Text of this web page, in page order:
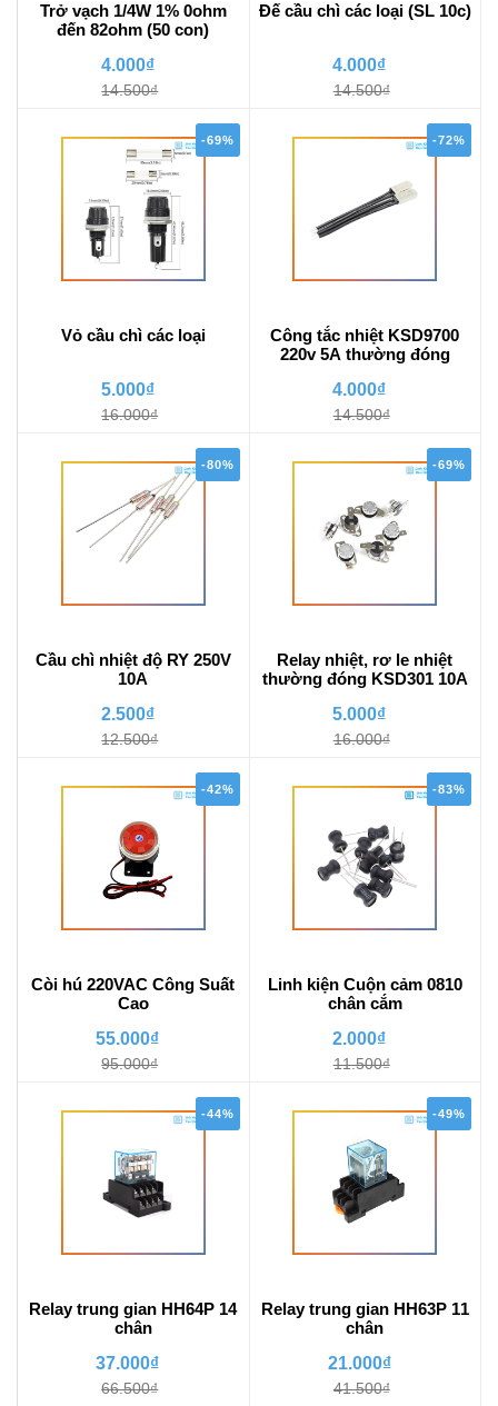
Trở vạch 1/4W 1% 0ohm
đến 82ohm (50 con)
4.000₫
14.500₫
Đế cầu chì các loại (SL 10c)
4.000₫
14.500₫
-69%
Vỏ cầu chì các loại
5.000₫
16.000₫
-72%
Công tắc nhiệt KSD9700
220v 5A thường đóng
4.000₫
14.500₫
-80%
Cầu chì nhiệt độ RY 250V
10A
2.500₫
12.500₫
-69%
Relay nhiệt, rơ le nhiệt
thường đóng KSD301 10A
5.000₫
16.000₫
-42%
Còi hú 220VAC Công Suất
Cao
55.000₫
95.000₫
-83%
Linh kiện Cuộn cảm 0810
chân cắm
2.000₫
11.500₫
-44%
Relay trung gian HH64P 14
chân
37.000₫
66.500₫
-49%
Relay trung gian HH63P 11
chân
21.000₫
41.500₫